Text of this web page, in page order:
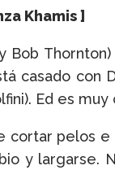
Khamis ]
Bob
casado con
Ed es
cortar pelos
y largarse.